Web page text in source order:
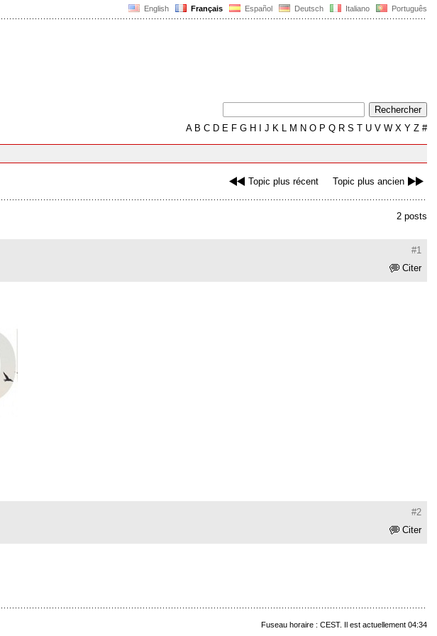
English Français Español Deutsch Italiano Português
AB C D E F G H J K L M N O P Q R S T U V W X Y Z #
Topic plus récent Topic plus ancien
2 posts
#1
Citer
#2
Citer
Fuseau horaire : CEST. Il est actuellement 04:34